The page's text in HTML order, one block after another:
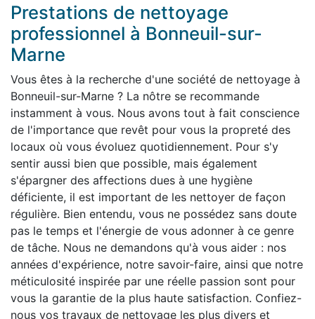
Prestations de nettoyage
professionnel à Bonneuil-sur-
Marne
Vous êtes à la recherche d'une société de nettoyage à
Bonneuil-sur-Marne ? La nôtre se recommande
instamment à vous. Nous avons tout à fait conscience
de l'importance que revêt pour vous la propreté des
locaux où vous évoluez quotidiennement. Pour s'y
sentir aussi bien que possible, mais également
s'épargner des affections dues à une hygiène
déficiente, il est important de les nettoyer de façon
régulière. Bien entendu, vous ne possédez sans doute
pas le temps et l'énergie de vous adonner à ce genre
de tâche. Nous ne demandons qu'à vous aider : nos
années d'expérience, notre savoir-faire, ainsi que notre
méticulosité inspirée par une réelle passion sont pour
vous la garantie de la plus haute satisfaction. Confiez-
nous vos travaux de nettoyage les plus divers et